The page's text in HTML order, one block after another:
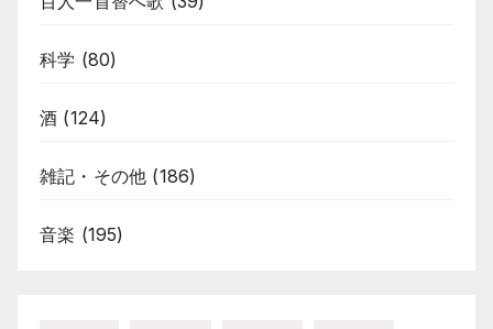
科学 (80)
酒 (124)
雑記・その他 (186)
音楽 (195)